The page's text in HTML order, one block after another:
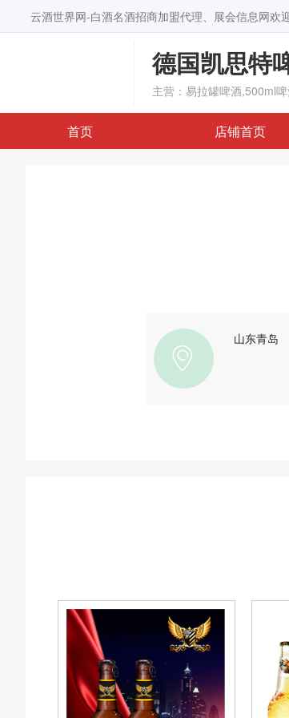
云酒世界网-白酒名酒招商加盟代理、展会信息网欢
德国凯思特
主营：易拉罐啤酒,500ml
首页 店铺首页
山东青岛